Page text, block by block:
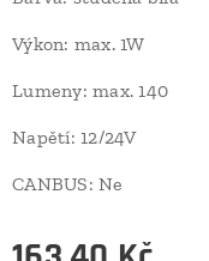
Výkon: max. 1W
Lumeny: max. 140
Napětí: 12/24V
CANBUS: Ne